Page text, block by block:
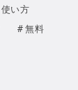
使い方
無料